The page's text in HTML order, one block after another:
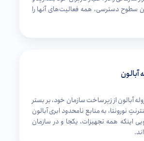
سطوح دسترسی، همه فعالیت‌های آنها را
آبالون
آبالون از زیرساخت سازمان خود، بر بستر
نورونتا، به منابع نامحدود ابری آبالون
اینکه همه تجهیزات، یکجا و در سازمان